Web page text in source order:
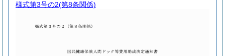
様式第3号の2(第8条関係)